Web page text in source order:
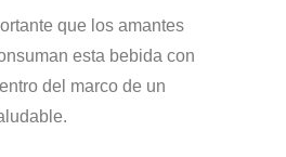
que los amantes
esta bebida con
del marco de un